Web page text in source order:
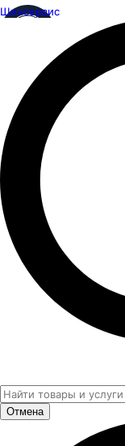
Шинсервис
Отмена